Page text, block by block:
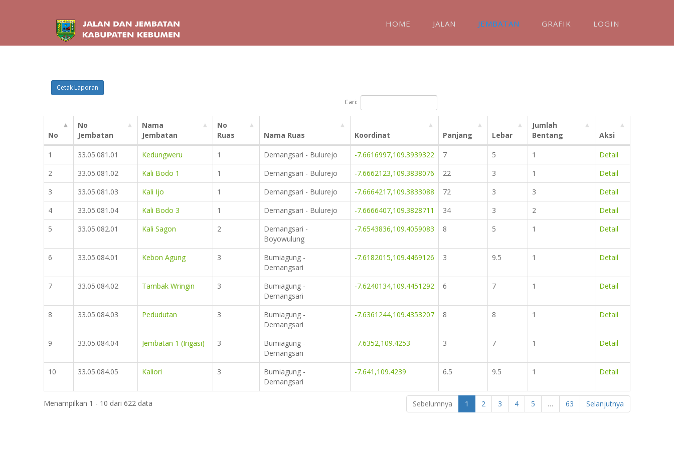
HOME JALAN JEMBATAN GRAFIK LOGIN
Cetak Laporan
Cari:
No
No
Jembatan
Nama
Jembatan
No
Ruas
Nama Ruas Koordinat Panjang Lebar
Jumlah
Bentang
Aksi
1 33.05.081.01 Kedungweru 1 Demangsari - Bulurejo -7.6616997,109.3939322 7 5 1
Detail
2
33.05.081.02 Kali Bodo 1 1 Demangsari - Bulurejo -7.6662123,109.3838076 22 3 1
Detail
3
33.05.081.03 Kali Ijo 1 Demangsari - Bulurejo -7.6664217,109.3833088 72 3 3
Detail
4
33.05.081.04 Kali Bodo 3 1 Demangsari - Bulurejo -7.6666407,109.3828711 34 3 2
Detail
5
33.05.082.01 Kali Sagon 2
Demangsari -
Boyowulung
-7.6543836,109.4059083 8 5 1 Detail
6 33.05.084.01 Kebon Agung 3
Bumiagung -
Demangsari
-7.6182015,109.4469126 3 9.5 1 Detail
7 33.05.084.02 Tambak Wringin 3
Bumiagung -
Demangsari
-7.6240134,109.4451292 6 7 1 Detail
8 33.05.084.03 Pedudutan 3
Bumiagung -
Demangsari
-7.6361244,109.4353207 8 8 1 Detail
9 33.05.084.04 Jembatan 1 (Irigasi) 3
Bumiagung -
Demangsari
-7.6352,109.4253 3 7 1 Detail
10 33.05.084.05 Kaliori 3
Bumiagung -
Demangsari
-7.641,109.4239 6.5 9.5 1 Detail
Menampilkan 1 - 10 dari 622 data Sebelumnya 1 2 3 4 5 … 63 Selanjutnya